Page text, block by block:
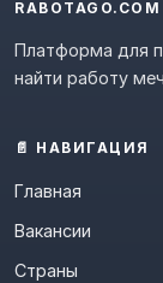
RABOTAGO.COM
Платформа для
найти работу
📄 НАВИГАЦИЯ
Главная
Вакансии
Страны